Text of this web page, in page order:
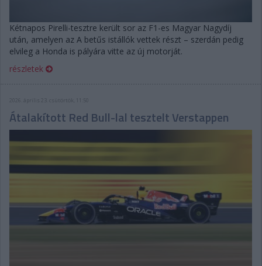
Kétnapos Pirelli-tesztre került sor az F1-es Magyar Nagydíj
után, amelyen az A betűs istállók vettek részt – szerdán pedig
elvileg a Honda is pályára vitte az új motorját.
részletek
2026. április 23. csütörtök, 11:50
Átalakított Red Bull-lal tesztelt Verstappen